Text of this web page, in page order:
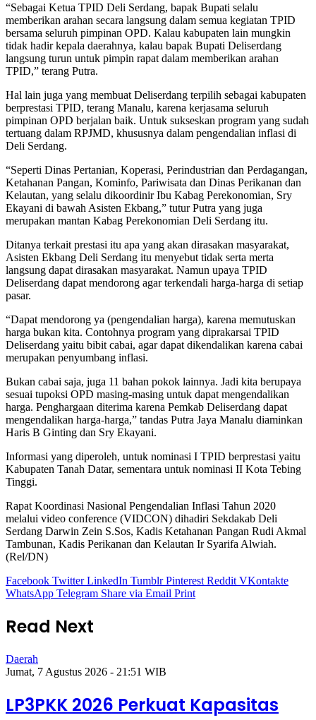
“Sebagai Ketua TPID Deli Serdang, bapak Bupati selalu
memberikan arahan secara langsung dalam semua kegiatan TPID
bersama seluruh pimpinan OPD. Kalau kabupaten lain mungkin
tidak hadir kepala daerahnya, kalau bapak Bupati Deliserdang
langsung turun untuk pimpin rapat dalam memberikan arahan
TPID,” terang Putra.
Hal lain juga yang membuat Deliserdang terpilih sebagai kabupaten
berprestasi TPID, terang Manalu, karena kerjasama seluruh
pimpinan OPD berjalan baik. Untuk sukseskan program yang sudah
tertuang dalam RPJMD, khususnya dalam pengendalian inflasi di
Deli Serdang.
“Seperti Dinas Pertanian, Koperasi, Perindustrian dan Perdagangan,
Ketahanan Pangan, Kominfo, Pariwisata dan Dinas Perikanan dan
Kelautan, yang selalu dikoordinir Ibu Kabag Perekonomian, Sry
Ekayani di bawah Asisten Ekbang,” tutur Putra yang juga
merupakan mantan Kabag Perekonomian Deli Serdang itu.
Ditanya terkait prestasi itu apa yang akan dirasakan masyarakat,
Asisten Ekbang Deli Serdang itu menyebut tidak serta merta
langsung dapat dirasakan masyarakat. Namun upaya TPID
Deliserdang dapat mendorong agar terkendali harga-harga di setiap
pasar.
“Dapat mendorong ya (pengendalian harga), karena memutuskan
harga bukan kita. Contohnya program yang diprakarsai TPID
Deliserdang yaitu bibit cabai, agar dapat dikendalikan karena cabai
merupakan penyumbang inflasi.
Bukan cabai saja, juga 11 bahan pokok lainnya. Jadi kita berupaya
sesuai tupoksi OPD masing-masing untuk dapat mengendalikan
harga. Penghargaan diterima karena Pemkab Deliserdang dapat
mengendalikan harga-harga,” tandas Putra Jaya Manalu diaminkan
Haris B Ginting dan Sry Ekayani.
Informasi yang diperoleh, untuk nominasi I TPID berprestasi yaitu
Kabupaten Tanah Datar, sementara untuk nominasi II Kota Tebing
Tinggi.
Rapat Koordinasi Nasional Pengendalian Inflasi Tahun 2020
melalui video conference (VIDCON) dihadiri Sekdakab Deli
Serdang Darwin Zein S.Sos, Kadis Ketahanan Pangan Rudi Akmal
Tambunan, Kadis Perikanan dan Kelautan Ir Syarifa Alwiah.
(Rel/DN)
Facebook Twitter LinkedIn Tumblr Pinterest Reddit VKontakte
WhatsApp Telegram Share via Email Print
Read Next
Daerah
Jumat, 7 Agustus 2026 - 21:51 WIB
LP3PKK 2026 Perkuat Kapasitas